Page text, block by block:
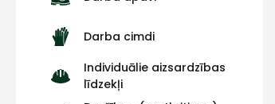
Darba cimdi
Individuālie aizsardzības
līdzekļi